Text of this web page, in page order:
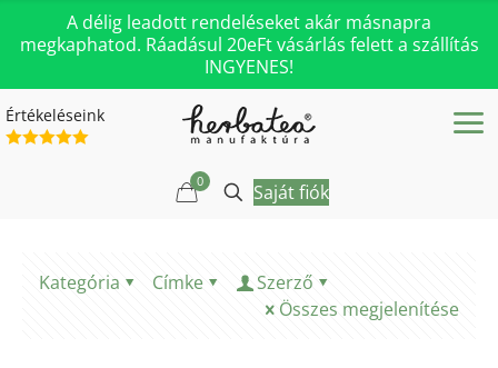
A délig leadott rendeléseket akár másnapra
megkaphatod. Ráadásul 20eFt vásárlás felett a szállítás
INGYENES!
Értékeléseink
0 Saját fiók
Kategória Címke
Szerző
Összes megjelenítése